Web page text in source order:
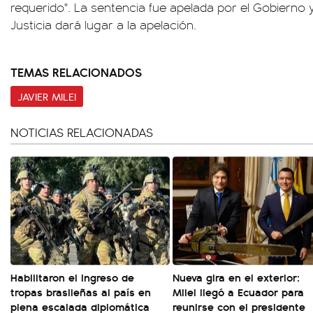
requerido". La sentencia fue apelada por el Gobierno
Justicia dará lugar a la apelación.
TEMAS RELACIONADOS
JAVIER MILEI
NOTICIAS RELACIONADAS
Habilitaron el ingreso de
tropas brasileñas al país en
plena escalada diplomática
Nueva gira en el exterior:
Milei llegó a Ecuador para
reunirse con el presidente